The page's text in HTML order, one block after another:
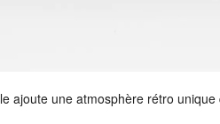
ajoute une atmosphère rétro